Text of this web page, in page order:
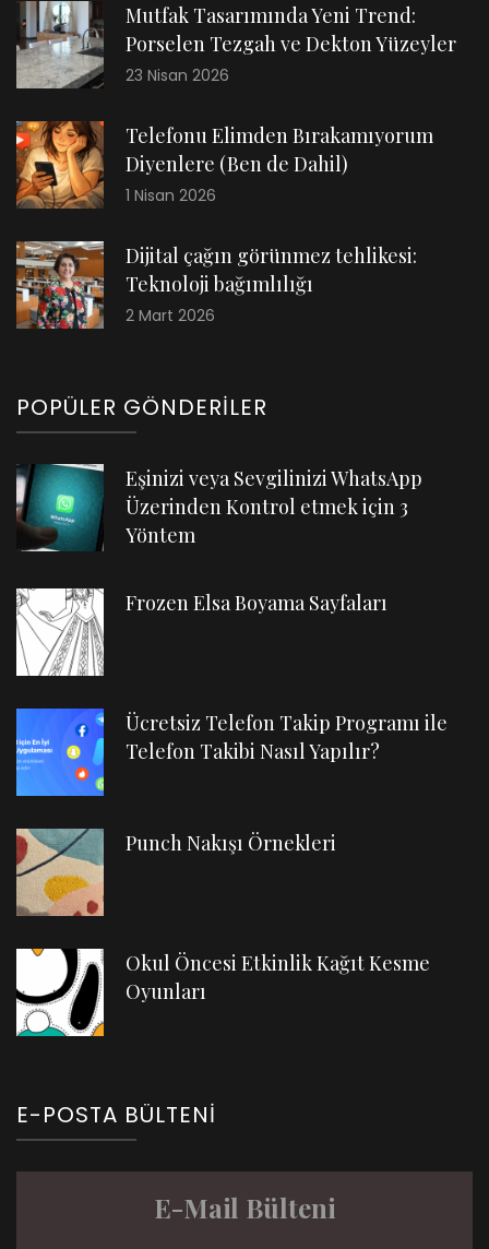
Mutfak Tasarımında Yeni Trend:
Porselen Tezgah ve Dekton Yüzeyler
23 Nisan 2026
Telefonu Elimden Bırakamıyorum
Diyenlere (Ben de Dahil)
1 Nisan 2026
Dijital çağın görünmez tehlikesi:
Teknoloji bağımlılığı
2 Mart 2026
POPÜLER GÖNDERILER
Eşinizi veya Sevgilinizi WhatsApp
Üzerinden Kontrol etmek için 3
Yöntem
Frozen Elsa Boyama Sayfaları
Ücretsiz Telefon Takip Programı ile
Telefon Takibi Nasıl Yapılır?
Punch Nakışı Örnekleri
Okul Öncesi Etkinlik Kağıt Kesme
Oyunları
E-POSTA BÜLTENI
E-Mail Bülteni